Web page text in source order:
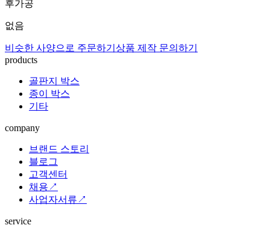
후가공
없음
비슷한 사양으로 주문하기 상품 제작 문의하기
products
골판지 박스
종이 박스
기타
company
브랜드 스토리
블로그
고객센터
채용↗
사업자서류↗
service